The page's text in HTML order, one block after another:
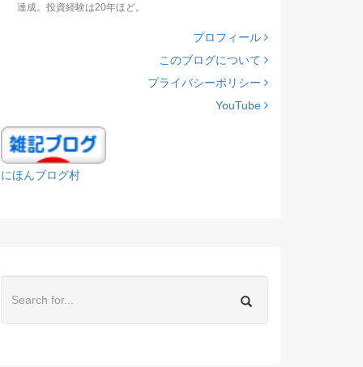
達成。投資経験は20年ほど。
プロフィール
このブログについて
プライバシーポリシー
YouTube
にほんブログ村